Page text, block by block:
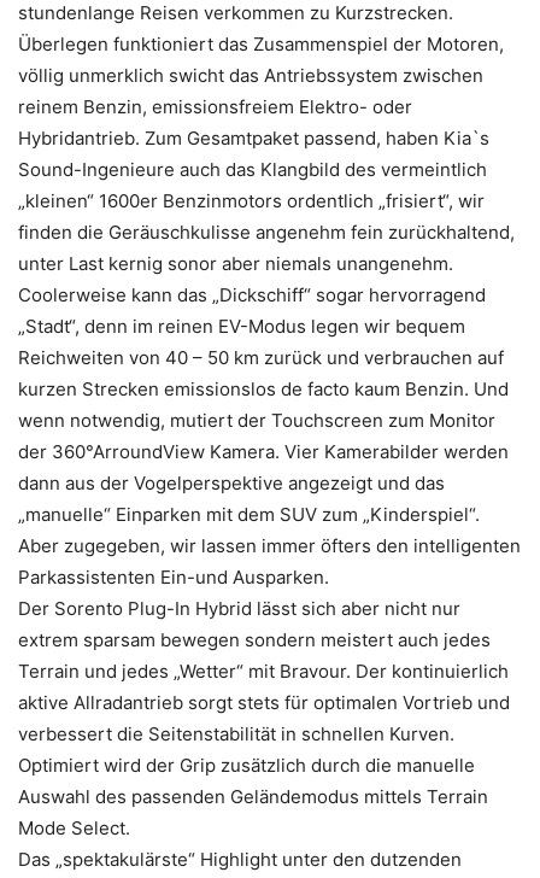
stundenlange Reisen verkommen zu Kurzstrecken.
Überlegen funktioniert das Zusammenspiel der Motoren,
völlig unmerklich swicht das Antriebssystem zwischen
reinem Benzin, emissionsfreiem Elektro- oder
Hybridantrieb. Zum Gesamtpaket passend, haben Kia`s
Sound-Ingenieure auch das Klangbild des vermeintlich
„kleinen“ 1600er Benzinmotors ordentlich „frisiert“, wir
finden die Geräuschkulisse angenehm fein zurückhaltend,
unter Last kernig sonor aber niemals unangenehm.
Coolerweise kann das „Dickschiff“ sogar hervorragend
„Stadt“, denn im reinen EV-Modus legen wir bequem
Reichweiten von 40 – 50 km zurück und verbrauchen auf
kurzen Strecken emissionslos de facto kaum Benzin. Und
wenn notwendig, mutiert der Touchscreen zum Monitor
der 360°ArroundView Kamera. Vier Kamerabilder werden
dann aus der Vogelperspektive angezeigt und das
„manuelle“ Einparken mit dem SUV zum „Kinderspiel“.
Aber zugegeben, wir lassen immer öfters den intelligenten
Parkassistenten Ein-und Ausparken.
Der Sorento Plug-In Hybrid lässt sich aber nicht nur
extrem sparsam bewegen sondern meistert auch jedes
Terrain und jedes „Wetter“ mit Bravour. Der kontinuierlich
aktive Allradantrieb sorgt stets für optimalen Vortrieb und
verbessert die Seitenstabilität in schnellen Kurven.
Optimiert wird der Grip zusätzlich durch die manuelle
Auswahl des passenden Geländemodus mittels Terrain
Mode Select.
Das „spektakulärste“ Highlight unter den dutzenden